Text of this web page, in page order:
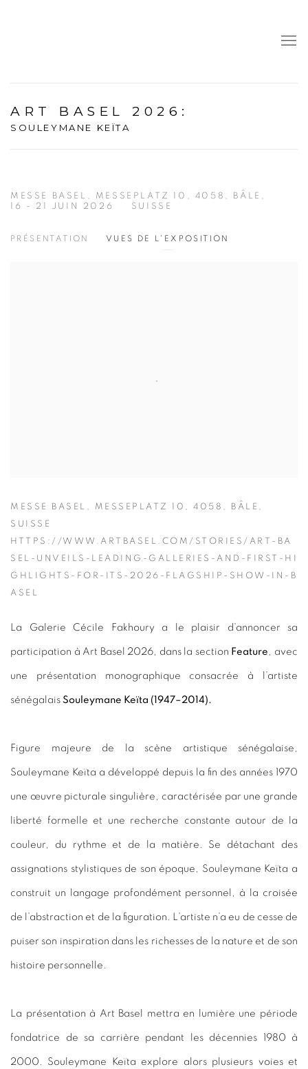
ART BASEL 2026 :
SOULEYMANE KEÏTA
MESSE BASEL, MESSEPLATZ 10, 4058, BÂLE,
SUISSE
16 - 21 JUIN 2026
PRÉSENTATION VUES DE L'EXPOSITION
MESSE BASEL, MESSEPLATZ 10, 4058, BÂLE,
SUISSE
HTTPS://WWW.ARTBASEL.COM/STORIES/ART-BA
SEL-UNVEILS-LEADING-GALLERIES-AND-FIRST-HI
GHLIGHTS-FOR-ITS-2026-FLAGSHIP-SHOW-IN-B
ASEL
La Galerie Cécile Fakhoury a le plaisir d’annoncer sa
participation à Art Basel 2026, dans la section Feature , avec
une présentation monographique consacrée à l’artiste
sénégalais Souleymane Keïta (1947–2014).
Figure majeure de la scène artistique sénégalaise,
Souleymane Keïta a développé depuis la fin des années 1970
une œuvre picturale singulière, caractérisée par une grande
liberté formelle et une recherche constante autour de la
couleur, du rythme et de la matière. Se détachant des
assignations stylistiques de son époque, Souleymane Keïta a
construit un langage profondément personnel, à la croisée
de l’abstraction et de la figuration. L’artiste n’a eu de cesse de
puiser son inspiration dans les richesses de la nature et de son
histoire personnelle.
La présentation à Art Basel mettra en lumière une période
fondatrice de sa carrière pendant les décennies 1980 à
2000. Souleymane Keïta explore alors plusieurs voies et